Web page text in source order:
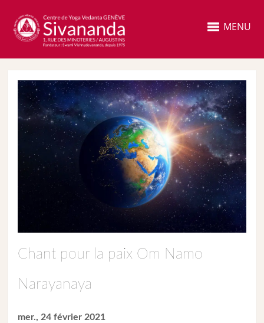
MENU
Chant pour la paix Om Namo
Narayanaya
mer., 24 février 2021